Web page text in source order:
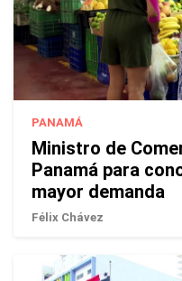
PANAMÁ
Ministro de
Panamá para
mayor demanda
Félix Chávez